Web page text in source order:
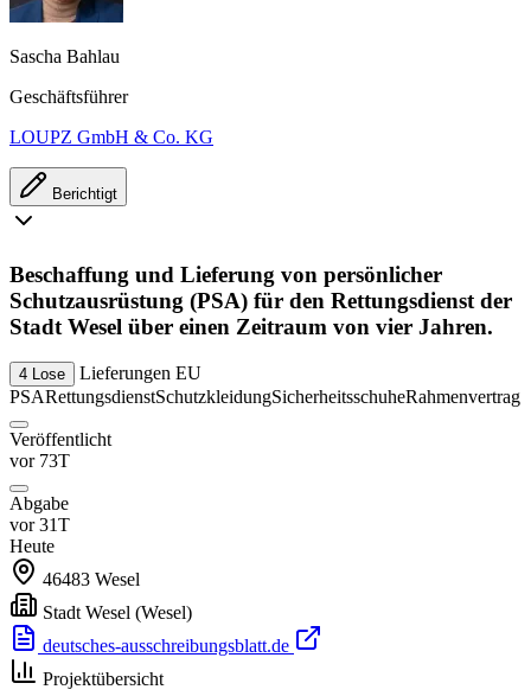
Sascha Bahlau
Geschäftsführer
LOUPZ GmbH & Co. KG
Berichtigt
Beschaffung und Lieferung von persönlicher
Schutzausrüstung (PSA) für den Rettungsdienst der
Stadt Wesel über einen Zeitraum von vier Jahren.
4 Lose Lieferungen EU
PSARettungsdienstSchutzkleidungSicherheitsschuheRahmenvertrag
Veröffentlicht
vor 73T
Abgabe
vor 31T
Heute
46483 Wesel
Stadt Wesel (Wesel)
deutsches-ausschreibungsblatt.de
Projektübersicht